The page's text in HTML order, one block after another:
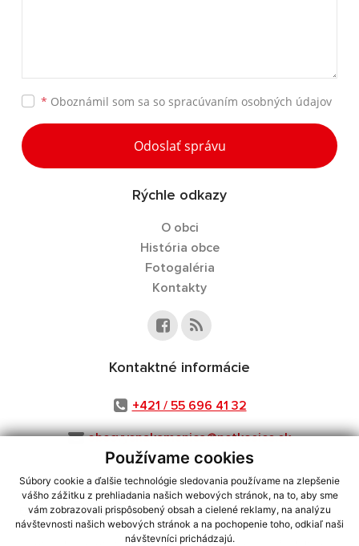
Používame cookies
Súbory cookie a ďalšie technológie sledovania používame na zlepšenie
vášho zážitku z prehliadania našich webových stránok, na to, aby sme
vám zobrazovali prispôsobený obsah a cielené reklamy, na analýzu
návštevnosti našich webových stránok a na pochopenie toho, odkiaľ naši
návštevníci prichádzajú.
* Oboznámil som sa so spracúvaním osobných údajov
Odoslať správu
Rýchle odkazy
O obci
História obce
Fotogaléria
Kontakty
Kontaktné informácie
+421 / 55 696 41 32
obecvysnakamenica@netkosice.sk
využite možnosť získavania aktuálnych informácií s využitím RSS
CMS systém (redakčný) systém ECHELON 2,Mapa stránok,web portál
webex.digital, s.r.o.,domény,registrácia domény